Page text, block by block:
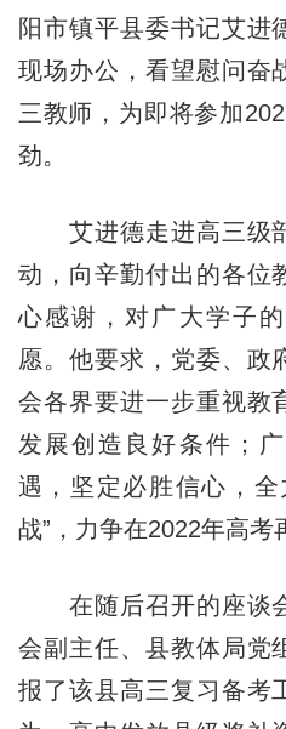
阳市镇平县委书记艾进
现场办公，看望慰问奋
三教师，为即将参加
劲。
艾进德走进高三级
动，向辛勤付出的各位
心感谢，对广大学子
愿。他要求，党委、政
会各界要进一步重视教
发展创造良好条件；
遇，坚定必胜信心，
战”，力争在2022年高考
在随后召开的座谈
会副主任、县教体局党
报了该县高三复习备考